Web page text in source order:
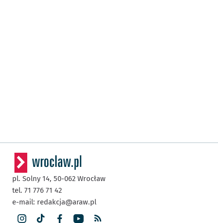
pl. Solny 14, 50-062 Wrocław
tel. 71 776 71 42
e-mail: redakcja@araw.pl